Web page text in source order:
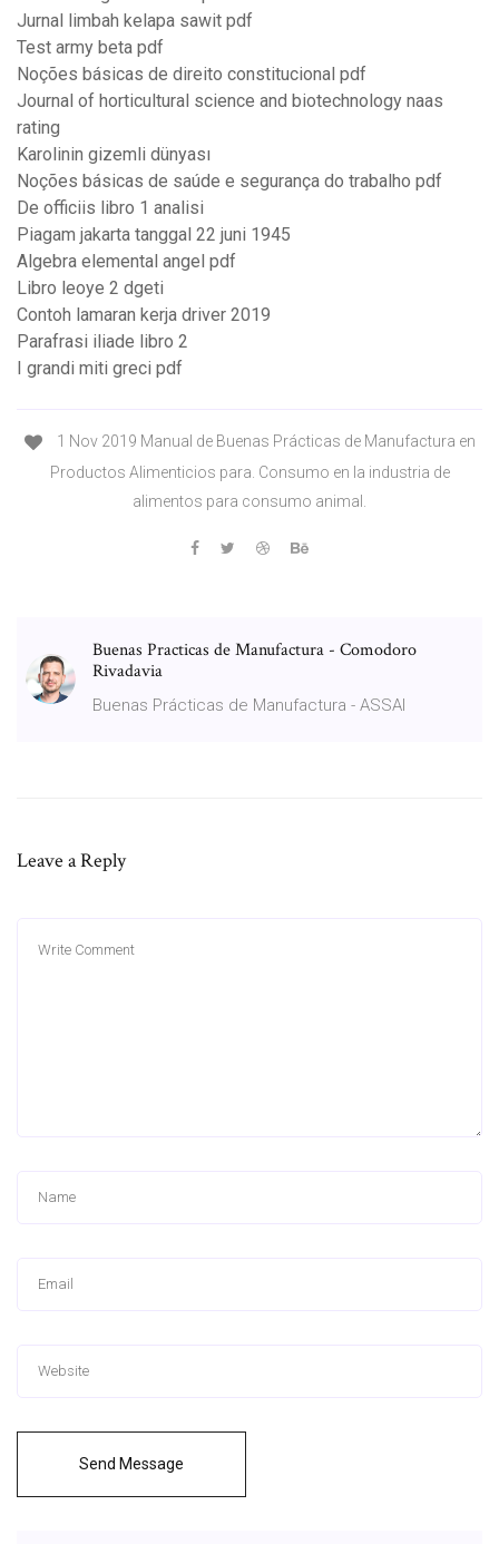
Jurnal limbah kelapa sawit pdf
Test army beta pdf
Noções básicas de direito constitucional pdf
Journal of horticultural science and biotechnology naas
rating
Karolinin gizemli dünyası
Noções básicas de saúde e segurança do trabalho pdf
De officiis libro 1 analisi
Piagam jakarta tanggal 22 juni 1945
Algebra elemental angel pdf
Libro leoye 2 dgeti
Contoh lamaran kerja driver 2019
Parafrasi iliade libro 2
I grandi miti greci pdf
1 Nov 2019 Manual de Buenas Prácticas de Manufactura en
Productos Alimenticios para. Consumo en la industria de
alimentos para consumo animal.
Buenas Practicas de Manufactura - Comodoro
Rivadavia
Buenas Prácticas de Manufactura - ASSAl
Leave a Reply
Send Message